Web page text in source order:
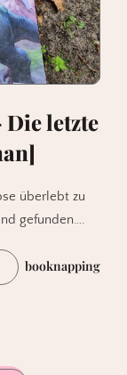
letzte
überlebt zu
gefunden….
booknapping